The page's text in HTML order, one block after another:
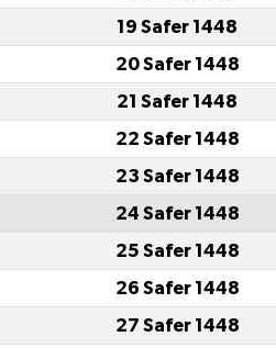
19 Safer 1448
20 Safer 1448
21 Safer 1448
22 Safer 1448
23 Safer 1448
24 Safer 1448
25 Safer 1448
26 Safer 1448
27 Safer 1448